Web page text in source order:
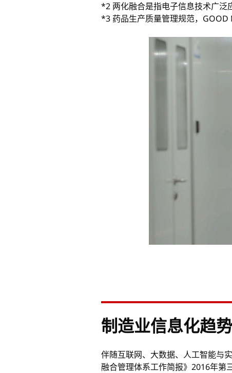
*2 两化融合是指电子信息技术广泛
*3 药品生产质量管理规范，GOOD
制造业信息化趋
伴随互联网、大数据、人工智能与
融合管理体系工作简报》2016年第